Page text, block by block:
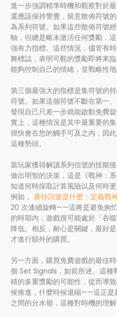
進一步強調精準時機和觀察對於
還應該保持警覺，留意散佈符號
為系列符號。如果這些散佈符號
軸，但總是略未激活任何獎勵，
強有力指標。這些情況，儘管有
舞標誌，表明可觀的獎勵即將來
能夠控制自己的情緒，並戰略性
第三個最強大的指標是集符號的
符號。如果這個符號不斷在第一
發現自己只差一步就能啟動免費
實上，這種情況是其中最重要的
很快會在您的觸手可及之內，因
這種勢頭。
當玩家獲得解讀系列信號的技能
做出明智的決策，這是《戰神：
知道何時採取計算風險以及何時
例如，賽特訊號是什麼：定義戰
20 次連續旋轉——這將是避免匆
的時期內，遊戲很可能處於「吞
降低。相反，耐心是關鍵，最好
才進行額外的購買。
另一方面，購買免費遊戲的最佳
個 Set Signals，如前所述。這種
積的多重獎勵的可能性，從而導
候推進，什麼時候退縮——這正是
之間的分水嶺，這種對時機的理